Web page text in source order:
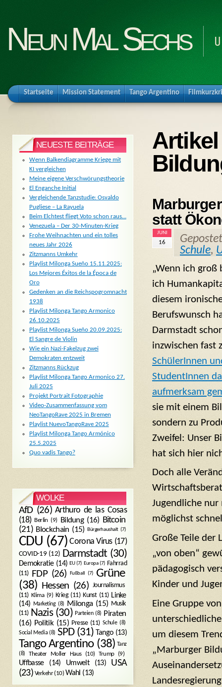
Neun Mal Sechs
Startseite Mission Statement Tango Argentino
statt
JUNI
16
Schule,
„Wenn ich groß
ich
diesem
Berufswunsch
Darmstadt
inzwischen fast
SchülerInnen
StudentInnen
aufmerksam
sie mit einem
sondern zu
Zweifel: Unser
hat sich hier
Doch alle
Jugendliche
möglichst
Große Teile der
„von oben“
pädagogisch
Kinder und
Eine Gruppe
um diesem
„Marburger
NEUESTE BEITRÄGE
Wenn Balkendiagramme Kriege mit
KI vergleichen
Meine eigene Verschwörungstheorie
El Enganche Initial
Vergleichende Tanzstudie: Osvaldo
Pugliese – La Rayuela
Beim Elchtest fliegt Voto schon raus…
Venezuela – Der 30-Minuten-Krieg
Frohe Weihnachten und ein tolles
neues Jahr 2026
Zitzmanns Umkehr
Playlist Milonga Sueño 15.11.2025:
Los Mejores Éxitos de la Época de
Oro
Gedenken an die Reichspogromnacht
1938
Playlist Milonga Tango Armonico
26.10.2025
Playlist Milonga Sueño 20.09.2025:
El Sangre de Violin
Wie ein Nazi-Fakelzug zwei
Demokraten entzweit
Zitzmanns Rückzug
Playlist Milonga Tango Armonico 27.
Juli 2025
Projekt Portrait Fotographie
Video-Zusammenfassung vom
NeoTangoRave 2025 in Bremen
Playlist NuevoTangoRave 2025
Playlist Milonga Tango Armónico
25.5.2025
Quo vadis Tango?
WOLKE
AfD(26) Arthuro de las Cosas
(18) Berlin (9) Bildung(16) Bitcoin
(21) Blockchain (15) Bürgerhaushalt (7)
CDU (67) Corona Virus(17)
COVID-19 (12) Darmstadt (30)
Demokratie(14) EU(7) Europa(7) Fahrrad
(11)
FDP(26) Fußball (7)
Grüne
(38) Hessen (26) Journalismus
(11) Klima(9) Krieg(11) Kunst(11) Linke
(14) Marketing(8) Milonga(15) Musik
(11) Nazis(30) Parteien(8) Piraten
(16) Politik(15) Presse(11) Schule(8)
Social Media (8) SPD(31) Tango(13)
Tango Argentino(38) Tanz
(8)
Theater Moller Haus(10) Trump(9)
Uffbasse(14) Umwelt(13)
USA
(23) Verkehr(10) Wahl (13)